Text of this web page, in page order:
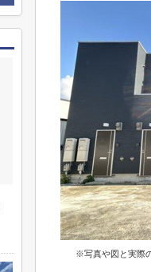
※写真や図と実際